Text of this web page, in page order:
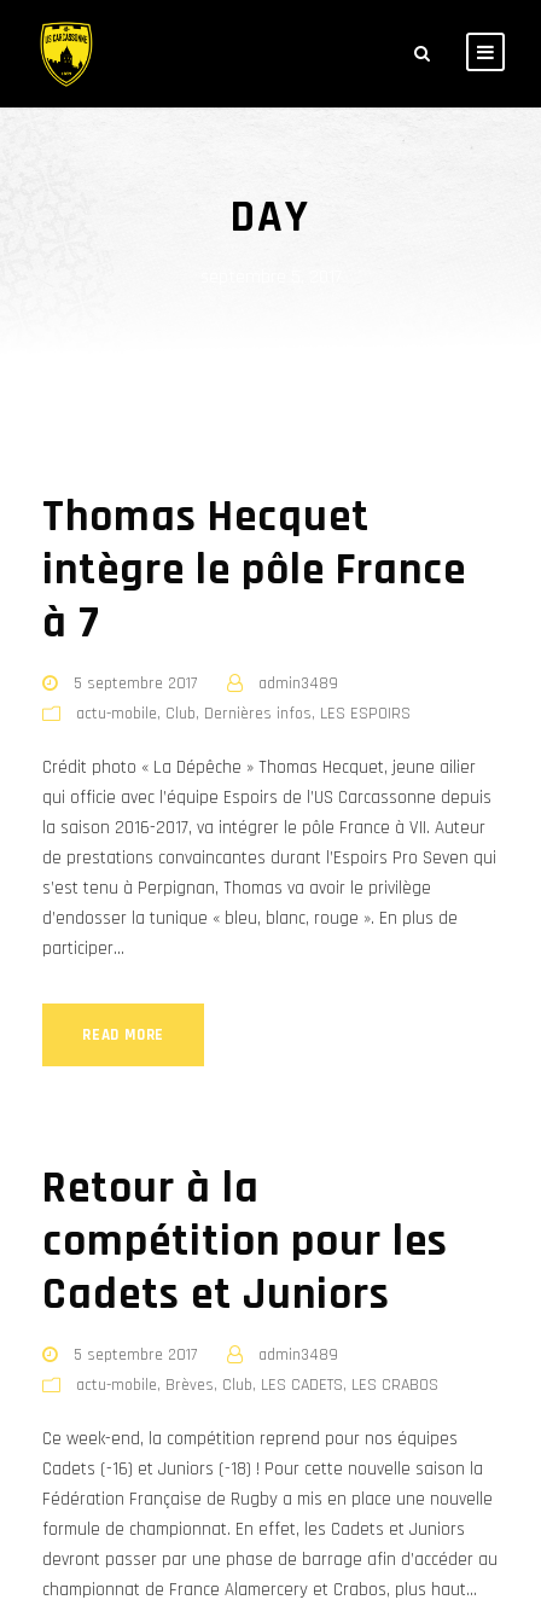
DAY
Thomas Hecquet
intègre le pôle France
à 7
5 septembre 2017
admin3489
actu-mobile, Club, Dernières infos, LES ESPOIRS
Crédit photo « La Dépêche » Thomas Hecquet, jeune ailier
qui officie avec l’équipe Espoirs de l’US Carcassonne depuis
la saison 2016-2017, va intégrer le pôle France à VII. Auteur
de prestations convaincantes durant l’Espoirs Pro Seven qui
s’est tenu à Perpignan, Thomas va avoir le privilège
d’endosser la tunique « bleu, blanc, rouge ». En plus de
participer...
READ MORE
Retour à la
compétition pour les
Cadets et Juniors
5 septembre 2017
admin3489
actu-mobile, Brèves, Club, LES CADETS, LES CRABOS
Ce week-end, la compétition reprend pour nos équipes
Cadets (-16) et Juniors (-18) ! Pour cette nouvelle saison la
Fédération Française de Rugby a mis en place une nouvelle
formule de championnat. En effet, les Cadets et Juniors
devront passer par une phase de barrage afin d’accéder au
championnat de France Alamercery et Crabos, plus haut...